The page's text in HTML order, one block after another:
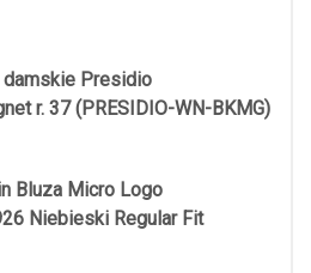
damskie Presidio
r. 37 (PRESIDIO-WN-BKMG)
Bluza Micro Logo
Niebieski Regular Fit